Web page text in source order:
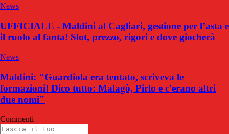
News
UFFICIALE - Maldini al Cagliari, gestione per l’asta e
il ruolo al fanta! Slot, prezzo, rigori e dove giocherà
News
Maldini: "Guardiola era tentato, scriveva le
formazioni! Dico tutto: Malagò, Pirlo e c'erano altri
due nomi"
Commenti